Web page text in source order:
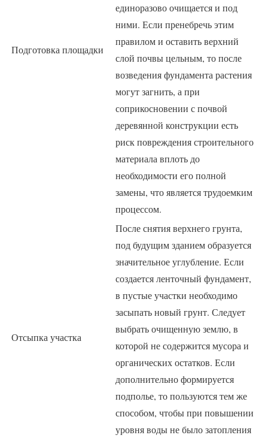
Подготовка площадки
единоразово очищается и под
ними. Если пренебречь этим
правилом и оставить верхний
слой почвы цельным, то после
возведения фундамента растения
могут загнить, а при
соприкосновении с почвой
деревянной конструкции есть
риск повреждения строительного
материала вплоть до
необходимости его полной
замены, что является трудоемким
процессом.
Отсыпка участка
После снятия верхнего грунта,
под будущим зданием образуется
значительное углубление. Если
создается ленточный фундамент,
в пустые участки необходимо
засыпать новый грунт. Следует
выбрать очищенную землю, в
которой не содержится мусора и
органических остатков. Если
дополнительно формируется
подполье, то пользуются тем же
способом, чтобы при повышении
уровня воды не было затопления